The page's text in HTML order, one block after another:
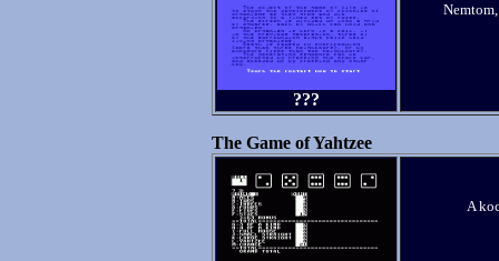
???
The Game of Yahtzee
A